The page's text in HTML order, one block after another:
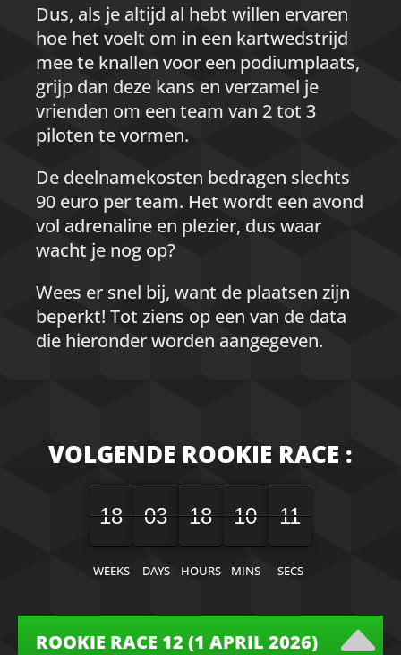
Dus, als je altijd al hebt willen ervaren
hoe het voelt om in een kartwedstrijd
mee te knallen voor een podiumplaats,
grijp dan deze kans en verzamel je
vrienden om een team van 2 tot 3
piloten te vormen.
De deelnamekosten bedragen slechts
90 euro per team. Het wordt een avond
vol adrenaline en plezier, dus waar
wacht je nog op?
Wees er snel bij, want de plaatsen zijn
beperkt! Tot ziens op een van de data
die hieronder worden aangegeven.
VOLGENDE ROOKIE RACE :
18
18
00
WEEKS
03
03
00
DAYS
18
18
00
HOURS
10
10
00
MINS
12
12
11
SECS
ROOKIE RACE 12 (1 APRIL 2026)